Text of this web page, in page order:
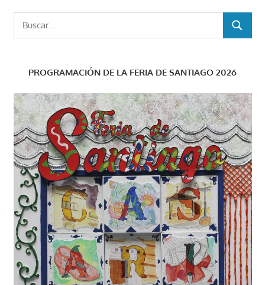
Buscar:
BUSCAR
PROGRAMACIÓN DE LA FERIA DE SANTIAGO 2026